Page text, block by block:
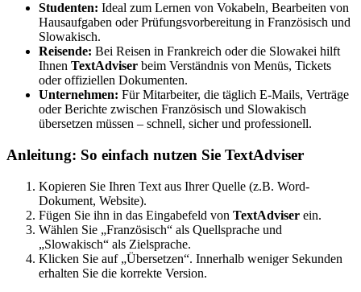
Studenten: Ideal zum Lernen von Vokabeln, Bearbeiten von
Hausaufgaben oder Prüfungsvorbereitung in Französisch und
Slowakisch.
Reisende: Bei Reisen in Frankreich oder die Slowakei hilft
Ihnen TextAdviser beim Verständnis von Menüs, Tickets
oder offiziellen Dokumenten.
Unternehmen: Für Mitarbeiter, die täglich E-Mails, Verträge
oder Berichte zwischen Französisch und Slowakisch
übersetzen müssen – schnell, sicher und professionell.
Anleitung: So einfach nutzen Sie TextAdviser
Kopieren Sie Ihren Text aus Ihrer Quelle (z.B. Word-
Dokument, Website).
Fügen Sie ihn in das Eingabefeld von TextAdviser ein.
Wählen Sie „Französisch“ als Quellsprache und
„Slowakisch“ als Zielsprache.
Klicken Sie auf „Übersetzen“. Innerhalb weniger Sekunden
erhalten Sie die korrekte Version.